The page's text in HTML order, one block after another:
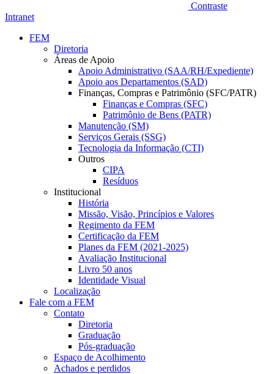
Contraste
Intranet
FEM
Diretoria
Áreas de Apoio
Apoio Administrativo (SAA/RH/Expediente)
Apoio aos Departamentos (SAD)
Finanças, Compras e Patrimônio (SFC/PATR)
Finanças e Compras (SFC)
Patrimônio de Bens (PATR)
Manutenção (SM)
Serviços Gerais (SSG)
Tecnologia da Informação (CTI)
Outros
CIPA
Resíduos
Institucional
História
Missão, Visão, Princípios e Valores
Regimento da FEM
Certificação da FEM
Planes da FEM (2021-2025)
Avaliação Institucional
Livro 50 anos
Identidade Visual
Localização
Fale com a FEM
Contato
Diretoria
Graduação
Pós-graduação
Espaço de Acolhimento
Achados e perdidos